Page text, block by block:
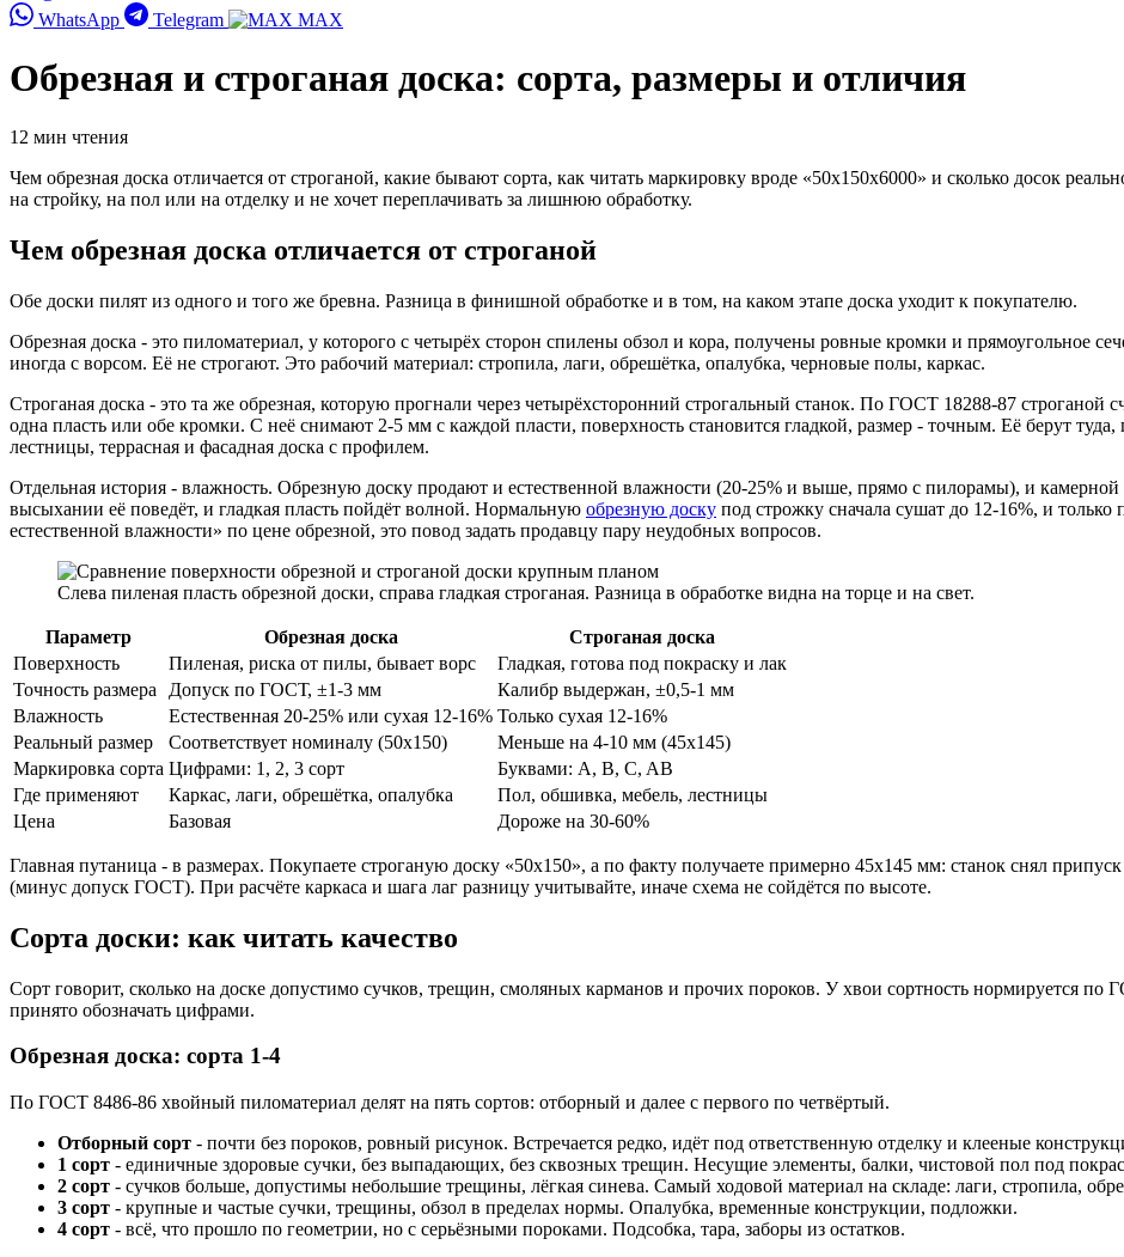
WhatsApp
Telegram MAX
Обрезная и строганая доска: сорта, размеры и отличия
12 мин чтения
Чем обрезная доска отличается от строганой, какие бывают сорта, как читать маркировку вроде «50х150х6000» и сколько досок
на стройку, на пол или на отделку и не хочет переплачивать за лишнюю обработку.
Чем обрезная доска отличается от строганой
Обе доски пилят из одного и того же бревна. Разница в финишной обработке и в том, на каком этапе доска уходит к покупателю.
Обрезная доска - это пиломатериал, у которого с четырёх сторон спилены обзол и кора, получены ровные кромки и прямоугольное
иногда с ворсом. Её не строгают. Это рабочий материал: стропила, лаги, обрешётка, опалубка, черновые полы, каркас.
Строганая доска - это та же обрезная, которую прогнали через четырёхсторонний строгальный станок. По ГОСТ 18288-87 строганой
одна пласть или обе кромки. С неё снимают 2-5 мм с каждой пласти, поверхность становится гладкой, размер - точным. Её берут
лестницы, террасная и фасадная доска с профилем.
Отдельная история - влажность. Обрезную доску продают и естественной влажности (20-25% и выше, прямо с пилорамы), и
высыхании её поведёт, и гладкая пласть пойдёт волной. Нормальную обрезную доску под строжку сначала сушат до 12-16%, и
естественной влажности» по цене обрезной, это повод задать продавцу пару неудобных вопросов.
Слева пиленая пласть обрезной доски, справа гладкая строганая. Разница в обработке видна на торце и на свет.
Параметр Обрезная доска
Строганая доска
Поверхность
Пиленая, риска от пилы, бывает ворс
Гладкая, готова под покраску и лак
Точность размера
Допуск по ГОСТ, ±1-3 мм
Калибр выдержан, ±0,5-1 мм
Влажность
Естественная 20-25% или сухая 12-16% Только сухая 12-16%
Реальный размер
Соответствует номиналу (50х150)
Меньше на 4-10 мм (45х145)
Маркировка сорта Цифрами: 1, 2, 3 сорт
Буквами: A, B, C, AB
Где применяют
Каркас, лаги, обрешётка, опалубка
Пол, обшивка, мебель, лестницы
Цена
Базовая Дороже на 30-60%
Главная путаница - в размерах. Покупаете строганую доску «50х150», а по факту получаете примерно 45х145 мм: станок снял
(минус допуск ГОСТ). При расчёте каркаса и шага лаг разницу учитывайте, иначе схема не сойдётся по высоте.
Сорта доски: как читать качество
Сорт говорит, сколько на доске допустимо сучков, трещин, смоляных карманов и прочих пороков. У хвои сортность нормируется по
принято обозначать цифрами.
Обрезная доска: сорта 1-4
По ГОСТ 8486-86 хвойный пиломатериал делят на пять сортов: отборный и далее с первого по четвёртый.
Отборный сорт - почти без пороков, ровный рисунок. Встречается редко, идёт под ответственную отделку и клееные
1 сорт - единичные здоровые сучки, без выпадающих, без сквозных трещин. Несущие элементы, балки, чистовой пол под
2 сорт - сучков больше, допустимы небольшие трещины, лёгкая синева. Самый ходовой материал на складе: лаги, стропила,
3 сорт - крупные и частые сучки, трещины, обзол в пределах нормы. Опалубка, временные конструкции, подложки.
4 сорт - всё, что прошло по геометрии, но с серьёзными пороками. Подсобка, тара, заборы из остатков.